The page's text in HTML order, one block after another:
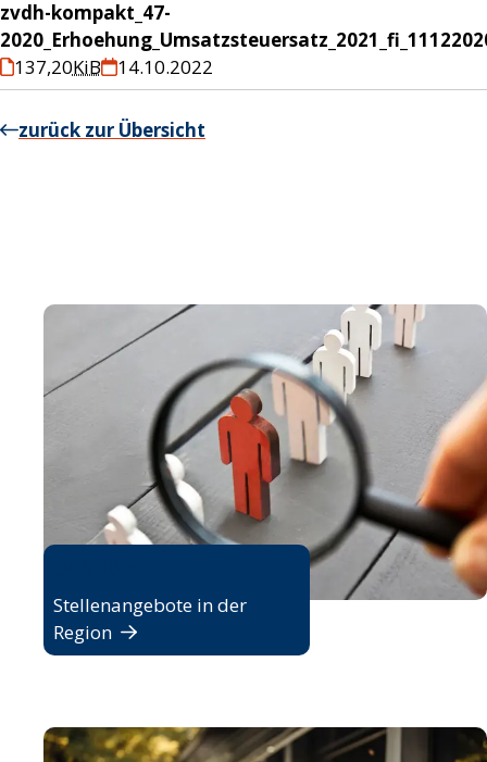
zvdh-kompakt_47-
137,20KiB 14.10.2022
zurück zur Übersicht
Stellenangebote in der
Region